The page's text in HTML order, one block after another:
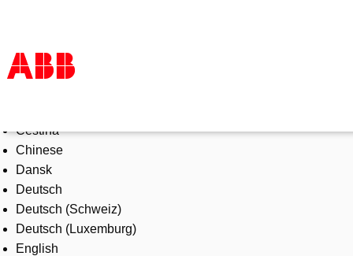
Products & Solutions
Industries
Services
About us
Where to buy
Contact us
Careers
Čeština
Chinese
Dansk
Deutsch
Deutsch (Schweiz)
Deutsch (Luxemburg)
English